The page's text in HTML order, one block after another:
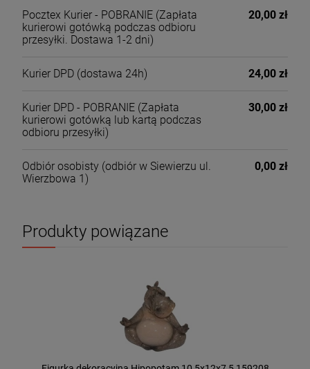
Pocztex Kurier - POBRANIE (Zapłata
kurierowi gotówką podczas odbioru
przesyłki. Dostawa 1-2 dni)
20,00 zł
Kurier DPD (dostawa 24h) 24,00 zł
Kurier DPD - POBRANIE (Zapłata
kurierowi gotówką lub kartą podczas
odbioru przesyłki)
30,00 zł
Odbiór osobisty (odbiór w Siewierzu ul.
Wierzbowa 1)
0,00 zł
Produkty powiązane